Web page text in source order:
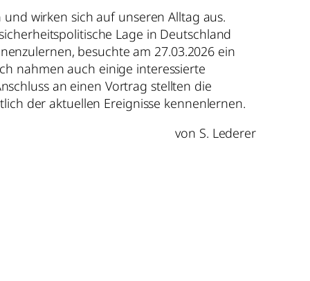
wirken sich auf unseren Alltag aus.
Lage in Deutschland
besuchte am 27.03.2026 ein
nahmen auch einige interessierte
an einen Vortrag stellten die
der aktuellen Ereignisse kennenlernen.
von S. Lederer